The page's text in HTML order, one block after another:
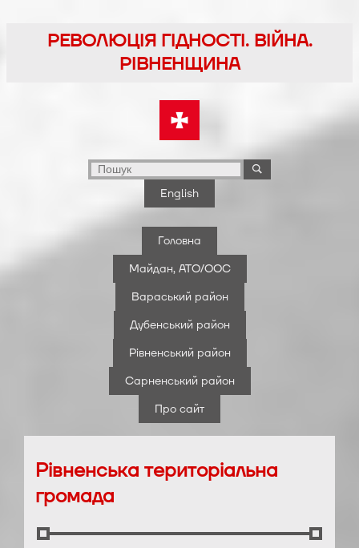
РЕВОЛЮЦІЯ ГІДНОСТІ. ВІЙНА.
РІВНЕНЩИНА
English
Головна
Майдан, АТО/ООС
Вараський район
Дубенський район
Рівненський район
Сарненський район
Про сайт
Рівненська територіальна
громада